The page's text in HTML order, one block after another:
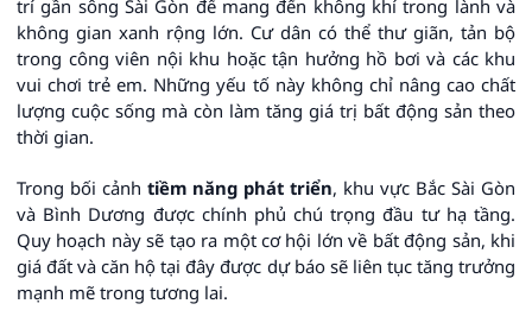
trí gần sông Sài Gòn để mang đến không khí trong lành và
không gian xanh rộng lớn. Cư dân có thể thư giãn, tản bộ
trong công viên nội khu hoặc tận hưởng hồ bơi và các khu
vui chơi trẻ em. Những yếu tố này không chỉ nâng cao chất
lượng cuộc sống mà còn làm tăng giá trị bất động sản theo
thời gian.
Trong bối cảnh tiềm năng phát triển, khu vực Bắc Sài Gòn
và Bình Dương được chính phủ chú trọng đầu tư hạ tầng.
Quy hoạch này sẽ tạo ra một cơ hội lớn về bất động sản, khi
giá đất và căn hộ tại đây được dự báo sẽ liên tục tăng trưởng
mạnh mẽ trong tương lai.